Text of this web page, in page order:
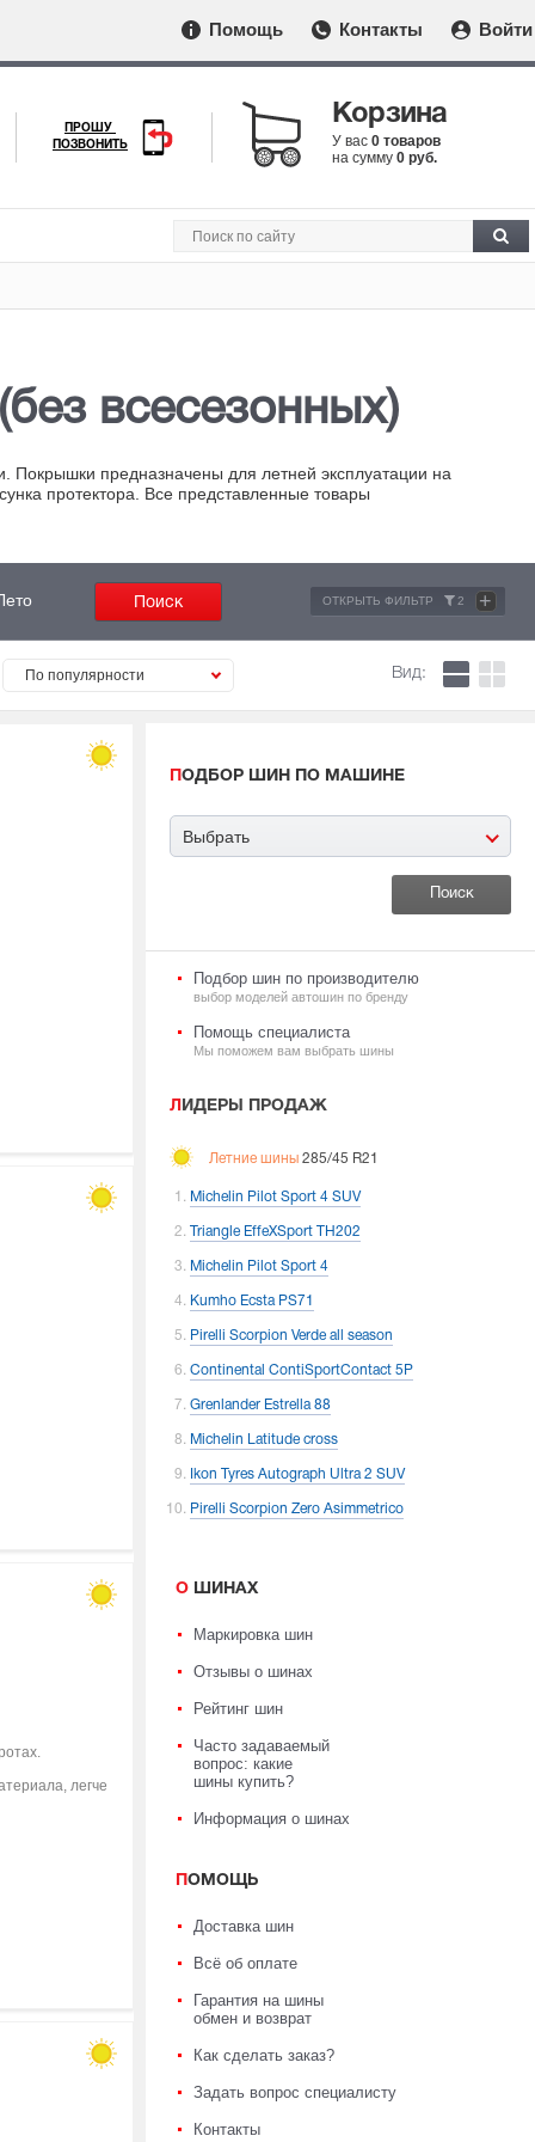
Помощь Контакты Войти
ПРОШУ
ПОЗВОНИТЬ
Корзина
У вас 0 товаров
на сумму 0 руб.
(без всесезонных)
Покрышки предназначены для летней эксплуатации на
протектора. Все представленные товары
ОТКРЫТЬ ФИЛЬТР 2 +
По популярности Вид:
легче
ПОДБОР ШИН ПО МАШИНЕ
Выбрать
Подбор шин по производителю
выбор моделей автошин по бренду
Помощь специалиста
Мы поможем вам выбрать шины
ЛИДЕРЫ ПРОДАЖ
Летние шины 285/45 R21
Michelin Pilot Sport 4 SUV
Triangle EffeXSport TH202
Michelin Pilot Sport 4
Kumho Ecsta PS71
Pirelli Scorpion Verde all season
Continental ContiSportContact 5P
Grenlander Estrella 88
Michelin Latitude cross
Ikon Tyres Autograph Ultra 2 SUV
Pirelli Scorpion Zero Asimmetrico
О ШИНАХ
Маркировка шин
Отзывы о шинах
Рейтинг шин
Часто задаваемый
вопрос: какие
шины купить?
Информация о шинах
ПОМОЩЬ
Доставка шин
Всё об оплате
Гарантия на шины
обмен и возврат
Как сделать заказ?
Задать вопрос специалисту
Контакты